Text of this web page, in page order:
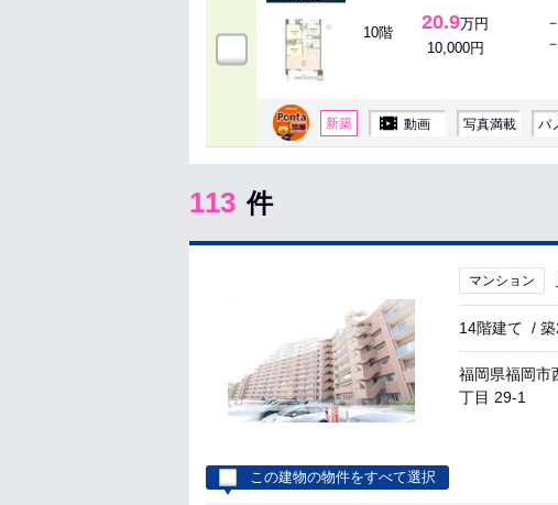
10階 20.9万円
10,000円
－
－
新築 動画 写真満載 パ
113 件
マンション
14階建て /
福岡県福岡市
丁目 29-1
この建物の物件をすべて選択